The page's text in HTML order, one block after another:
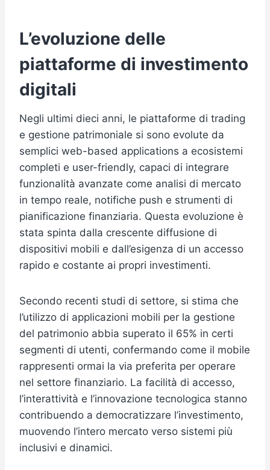
L’evoluzione delle
piattaforme di investimento
digitali
Negli ultimi dieci anni, le piattaforme di trading
e gestione patrimoniale si sono evolute da
semplici web-based applications a ecosistemi
completi e user-friendly, capaci di integrare
funzionalità avanzate come analisi di mercato
in tempo reale, notifiche push e strumenti di
pianificazione finanziaria. Questa evoluzione è
stata spinta dalla crescente diffusione di
dispositivi mobili e dall’esigenza di un accesso
rapido e costante ai propri investimenti.
Secondo recenti studi di settore, si stima che
l’utilizzo di applicazioni mobili per la gestione
del patrimonio abbia superato il 65% in certi
segmenti di utenti, confermando come il mobile
rappresenti ormai la via preferita per operare
nel settore finanziario. La facilità di accesso,
l’interattività e l’innovazione tecnologica stanno
contribuendo a democratizzare l’investimento,
muovendo l’intero mercato verso sistemi più
inclusivi e dinamici.